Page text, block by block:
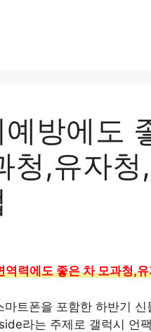
방에도
청,유자
력에도 좋은 차 모과청,
트폰을 포함한 하반기
라는 주제로 갤럭시 언